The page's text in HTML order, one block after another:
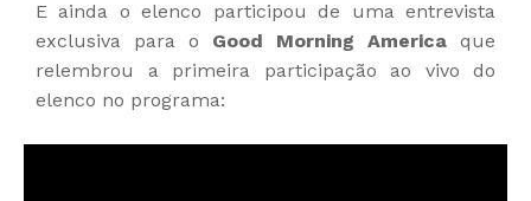
E ainda o elenco participou de uma entrevista
exclusiva para o Good Morning America que
relembrou a primeira participação ao vivo do
elenco no programa: